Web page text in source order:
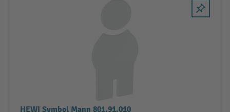
HEWI Symbol Mann 801.91.010